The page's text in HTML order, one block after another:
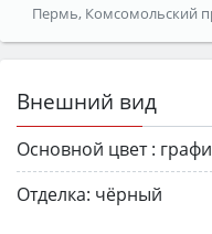
Пермь, Комсомольский
Внешний вид
Основной цвет :
Отделка: чёрный